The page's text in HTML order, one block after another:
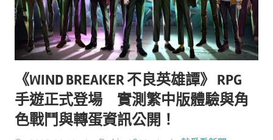
《WIND BREAKER 不良英雄譚》 RPG
手遊正式登場 實測繁中版體驗與角
色戰鬥與轉蛋資訊公開！